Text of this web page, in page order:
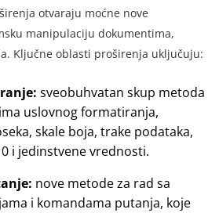
otvaraju moćne nove
manipulaciju dokumentima,
Ključne oblasti proširenja uključuju:
sveobuhvatan skup metoda
uslovnog formatiranja,
skale boja, trake podataka,
i jedinstvene vrednosti.
nove metode za rad sa
i komandama putanja, koje